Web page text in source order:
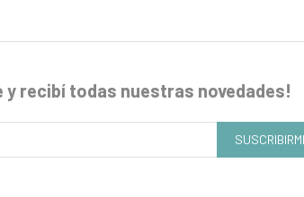
y recibí todas nuestras novedades!